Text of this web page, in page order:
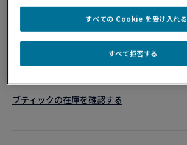
ショッピングバッグに追加
ブティックの在庫を確認する​
すべて拒否する
すべての Cookie を受け入れる